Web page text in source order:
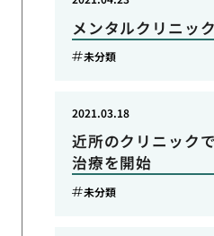
メンタルクリニッ
未分類
近所のクリニック
治療を開始
2021.03.18
未分類